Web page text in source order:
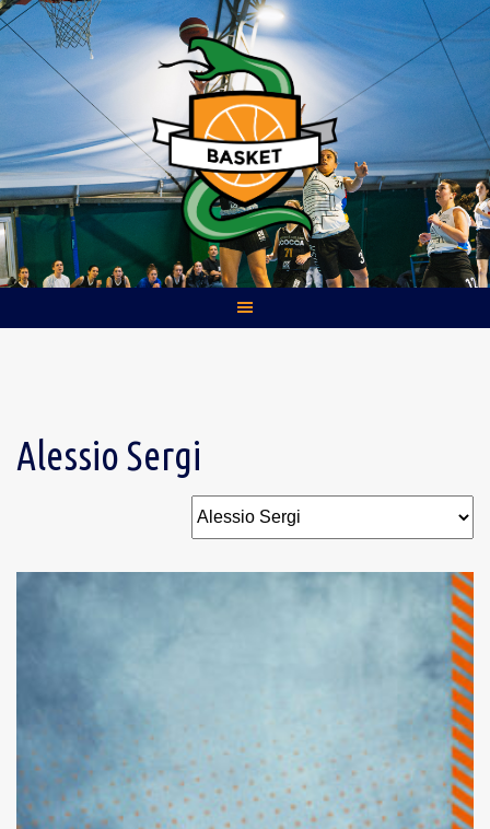
Skip
content
Alessio Sergi